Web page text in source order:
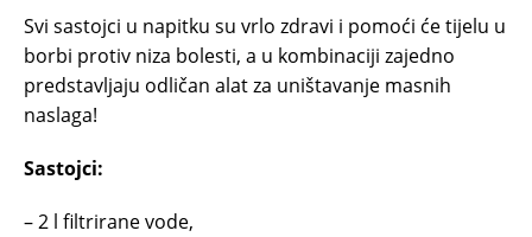
Svi sastojci u napitku su vrlo zdravi i pomoći će tijelu u
borbi protiv niza bolesti, a u kombinaciji zajedno
predstavljaju odličan alat za uništavanje masnih
naslaga!
Sastojci:
– 2 l filtrirane vode,